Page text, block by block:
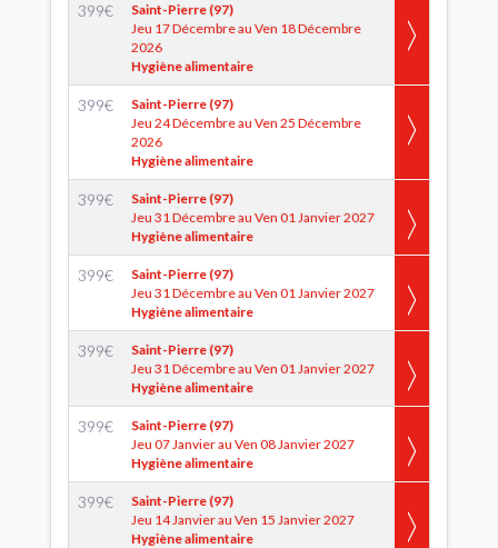
399€
Saint-Pierre (97)
Jeu 17 Décembre au Ven 18 Décembre
2026
Hygiène alimentaire
399€
Saint-Pierre (97)
Jeu 24 Décembre au Ven 25 Décembre
2026
Hygiène alimentaire
399€
Saint-Pierre (97)
Jeu 31 Décembre au Ven 01 Janvier 2027
Hygiène alimentaire
399€
Saint-Pierre (97)
Jeu 31 Décembre au Ven 01 Janvier 2027
Hygiène alimentaire
399€
Saint-Pierre (97)
Jeu 31 Décembre au Ven 01 Janvier 2027
Hygiène alimentaire
399€
Saint-Pierre (97)
Jeu 07 Janvier au Ven 08 Janvier 2027
Hygiène alimentaire
399€
Saint-Pierre (97)
Jeu 14 Janvier au Ven 15 Janvier 2027
Hygiène alimentaire